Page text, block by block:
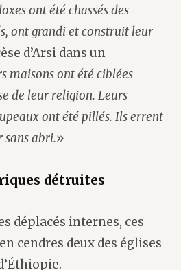
ont été chassés des
ont grandi et construit leur
d’Arsi dans un
maisons ont été ciblées
de leur religion. Leurs
ont été pillés. Ils errent
sans abri.»
détruites
déplacés internes, ces
cendres deux des églises